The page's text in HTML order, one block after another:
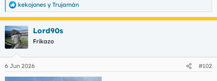
R
e
a
c
c
i
e
s
kekojones y Trujamán
Lord90s
Frikazo
6 Jun 2026 #102